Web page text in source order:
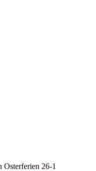
Osterferien 26-1